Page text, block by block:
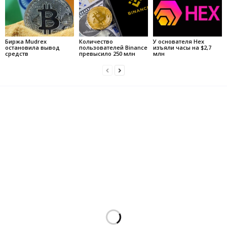
Биржа Mudrex
остановила вывод
средств
Количество
пользователей Binance
превысило 250 млн
У основателя Hex
изъяли часы на $2,7
млн